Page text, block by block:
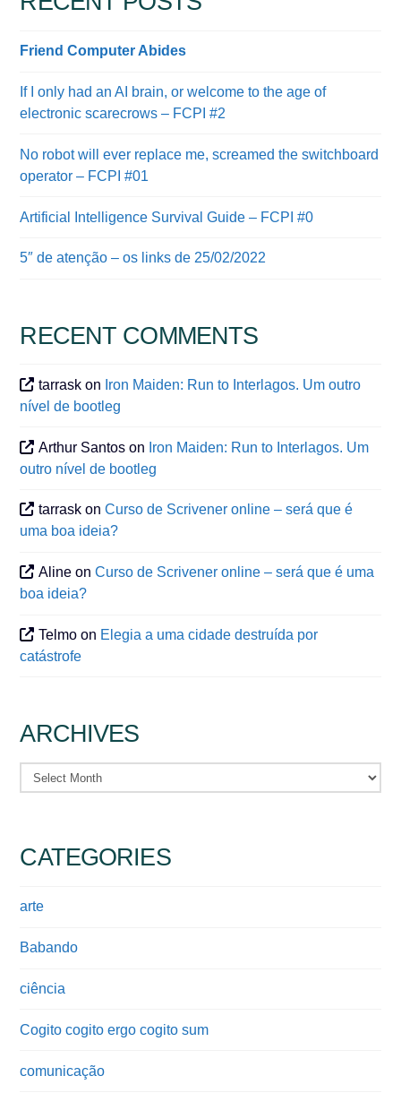
Friend Computer Abides
If I only had an AI brain, or welcome to the age of
electronic scarecrows – FCPI #2
No robot will ever replace me, screamed the switchboard
operator – FCPI #01
Artificial Intelligence Survival Guide – FCPI #0
5″ de atenção – os links de 25/02/2022
RECENT COMMENTS
tarrask on Iron Maiden: Run to Interlagos. Um outro
nível de bootleg
Arthur Santos on Iron Maiden: Run to Interlagos. Um
outro nível de bootleg
tarrask onCurso de Scrivener online – será que é
uma boa ideia?
Aline onCurso de Scrivener online – será que é uma
boa ideia?
Telmo on Elegia a uma cidade destruída por
catástrofe
ARCHIVES
Archives
CATEGORIES
arte
Babando
ciência
Cogito cogito ergo cogito sum
comunicação